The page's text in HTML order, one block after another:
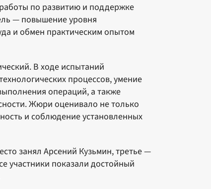
по развитию и поддержке
— повышение уровня
и обмен практическим опытом
В ходе испытаний
процессов, умение
операций, а также
Жюри оценивало не только
и соблюдение установленных
занял Арсений Кузьмин, третье —
участники показали достойный